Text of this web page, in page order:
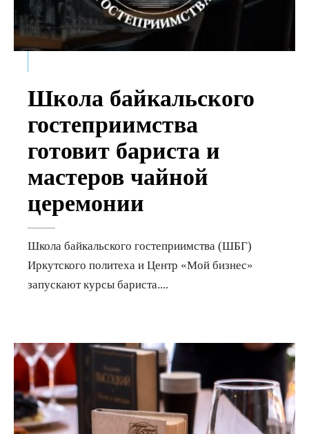
Школа байкальского
гостеприимства
готовит бариста и
мастеров чайной
церемонии
Школа байкальского гостеприимства (ШБГ)
Иркутского политеха и Центр «Мой бизнес»
запускают курсы бариста....